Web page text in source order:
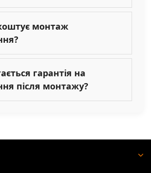
монтаж
гарантія на
після монтажу?